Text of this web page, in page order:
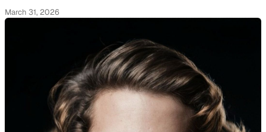
March 31, 2026